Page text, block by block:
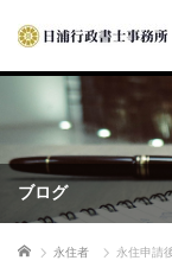
ブログ
ホーム 永住者 永住申請